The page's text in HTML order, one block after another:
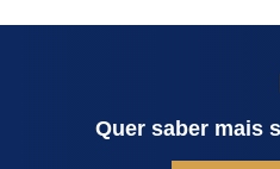
Quer saber mais